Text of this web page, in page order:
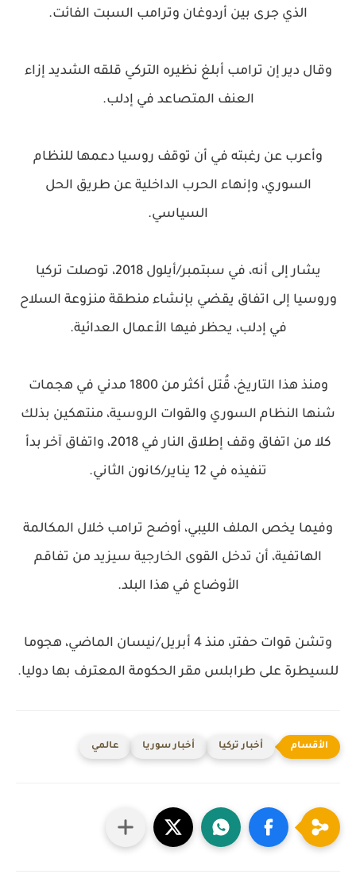
الذي جرى بين أردوغان وترامب السبت الفائت.
وقال دير إن ترامب أبلغ نظيره التركي قلقه الشديد إزاء
العنف المتصاعد في إدلب.
وأعرب عن رغبته في أن توقف روسيا دعمها للنظام
السوري، وإنهاء الحرب الداخلية عن طريق الحل
السياسي.
يشار إلى أنه، في سبتمبر/أيلول 2018، توصلت تركيا
وروسيا إلى اتفاق يقضي بإنشاء منطقة منزوعة السلاح
في إدلب، يحظر فيها الأعمال العدائية.
ومنذ هذا التاريخ، قُتل أكثر من 1800 مدني في هجمات
شنها النظام السوري والقوات الروسية، منتهكين بذلك
كلا من اتفاق وقف إطلاق النار في 2018، واتفاق آخر بدأ
تنفيذه في 12 يناير/كانون الثاني.
وفيما يخص الملف الليبي، أوضح ترامب خلال المكالمة
الهاتفية، أن تدخل القوى الخارجية سيزيد من تفاقم
الأوضاع في هذا البلد.
وتشن قوات حفتر، منذ 4 أبريل/نيسان الماضي، هجوما
للسيطرة على طرابلس مقر الحكومة المعترف بها دوليا.
أخبار تركيا أخبار سوريا عالمي